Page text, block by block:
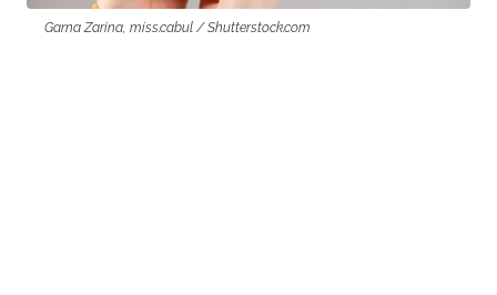
Garna Zarina, miss.cabul / Shutterstock.com